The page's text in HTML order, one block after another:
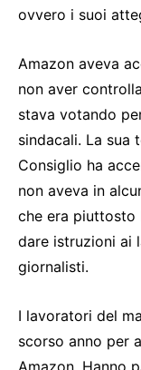
ovvero i suoi
Amazon aveva
non aver
stava votando
sindacali. La sua
Consiglio ha
non aveva in
che era piuttosto
dare istruzioni ai
giornalisti.
I lavoratori del
scorso anno per